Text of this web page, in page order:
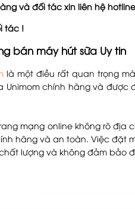
và đối tác xin liên hệ hotline
tác !
bán máy hút sữa Uy tin
là một điều rất quan trọng
Unimom chính hãng và
mạng online không rõ địa
hãng và an toàn. Việc đặt
lượng và không đảm bảo